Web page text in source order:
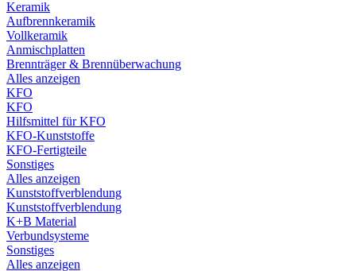
Keramik
Aufbrennkeramik
Vollkeramik
Anmischplatten
Brennträger & Brennüberwachung
Alles anzeigen
KFO
KFO
Hilfsmittel für KFO
KFO-Kunststoffe
KFO-Fertigteile
Sonstiges
Alles anzeigen
Kunststoffverblendung
Kunststoffverblendung
K+B Material
Verbundsysteme
Sonstiges
Alles anzeigen